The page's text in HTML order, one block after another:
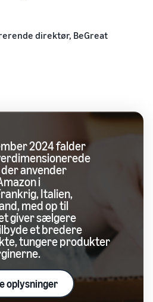
direktør, BeGreat
2024 falder
der anvender
i
Italien,
med op til
giver sælgere
et bredere
tungere produkter
oplysninger